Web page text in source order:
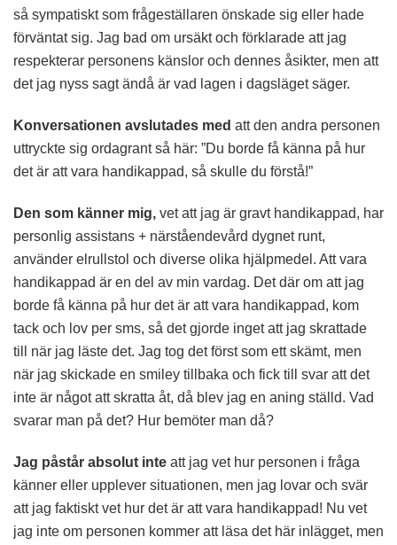
så sympatiskt som frågeställaren önskade sig eller hade
förväntat sig. Jag bad om ursäkt och förklarade att jag
respekterar personens känslor och dennes åsikter, men att
det jag nyss sagt ändå är vad lagen i dagsläget säger.
Konversationen avslutades med att den andra personen
uttryckte sig ordagrant så här: ”Du borde få känna på hur
det är att vara handikappad, så skulle du förstå!”
Den som känner mig, vet att jag är gravt handikappad, har
personlig assistans + närståendevård dygnet runt,
använder elrullstol och diverse olika hjälpmedel. Att vara
handikappad är en del av min vardag. Det där om att jag
borde få känna på hur det är att vara handikappad, kom
tack och lov per sms, så det gjorde inget att jag skrattade
till när jag läste det. Jag tog det först som ett skämt, men
när jag skickade en smiley tillbaka och fick till svar att det
inte är något att skratta åt, då blev jag en aning ställd. Vad
svarar man på det? Hur bemöter man då?
Jag påstår absolut inte att jag vet hur personen i fråga
känner eller upplever situationen, men jag lovar och svär
att jag faktiskt vet hur det är att vara handikappad! Nu vet
jag inte om personen kommer att läsa det här inlägget, men